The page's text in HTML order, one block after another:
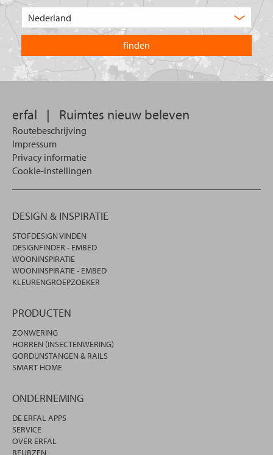
product
u?
land
waarin
u
wilt
zoeken.
erfal | Ruimtes nieuw beleven
Routebeschrijving
Impressum
Privacy informatie
Cookie-instellingen
DESIGN & INSPIRATIE
STOFDESIGN VINDEN
DESIGNFINDER - EMBED
WOONINSPIRATIE
WOONINSPIRATIE - EMBED
KLEURENGROEPZOEKER
PRODUCTEN
ZONWERING
HORREN (INSECTENWERING)
GORDIJNSTANGEN & RAILS
SMART HOME
ONDERNEMING
DE ERFAL APPS
SERVICE
OVER ERFAL
BEURZEN